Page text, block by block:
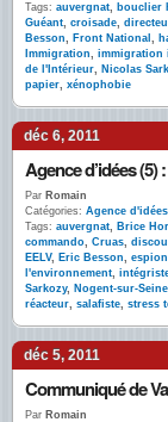
Tags: auvergnat, bouclier
Guéant, croisade,
Besson, Front National ,
Immigration, immigration
de l'Intérieur, Nicolas
papier, xénophobie
déc 6, 2011
Par Romain
Catégories: Agence d'idées
Tags: auvergnat, Brice
commando, Cruas,
EELV, Eric Besson, espion
l'environnement,
Sarkozy, Nogent-sur-Seine
réacteur, salafiste, stress
déc 5, 2011
Communiqué de
Par Romain